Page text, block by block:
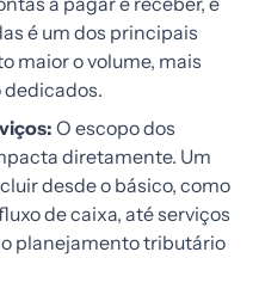
é um dos principais
maior o volume, mais
dedicados.
O escopo dos
diretamente. Um
desde o básico, como
de caixa, até serviços
planejamento tributário